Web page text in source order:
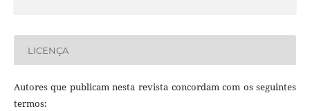
LICENÇA
Autores que publicam nesta revista concordam com os seguintes
termos: